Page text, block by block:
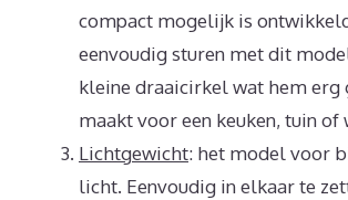
compact mogelijk is
eenvoudig sturen met dit
kleine draaicirkel wat hem erg
maakt voor een keuken, tuin of
Lichtgewicht: het model voor
licht. Eenvoudig in elkaar te